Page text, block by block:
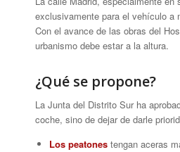
exclusivamente para el vehículo
Con el avance de las obras del
urbanismo debe estar a la altura.
¿Qué se propone?
La Junta del Distrito Sur ha
coche, sino de dejar de darle
Los peatones tengan aceras